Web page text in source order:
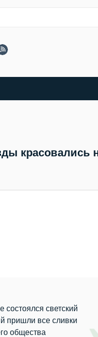
красовались
состоялся светский
пришли все сливки
общества